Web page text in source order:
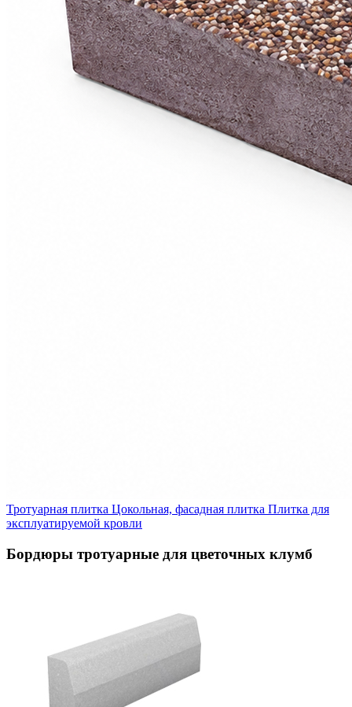
Тротуарная плитка Цокольная, фасадная плитка Плитка для
эксплуатируемой кровли
Бордюры тротуарные для цветочных клумб